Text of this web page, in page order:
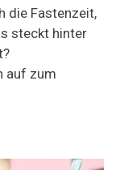
Tage
Fastenzeit
die Fastenzeit,
steckt hinter
auf zum